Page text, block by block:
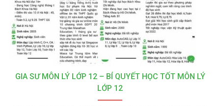
GIA SƯ MÔN LÝ LỚP 12 – BÍ QUYẾT HỌC TỐT MÔN LÝ
LỚP 12